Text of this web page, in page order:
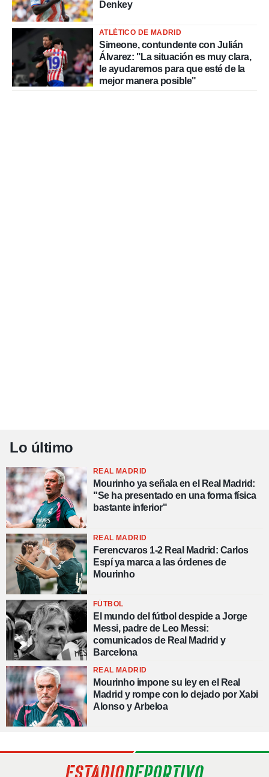
Denkey
ATLÉTICO DE MADRID
Simeone, contundente con Julián
Álvarez: "La situación es muy clara,
le ayudaremos para que esté de la
mejor manera posible"
Lo último
REAL MADRID
Mourinho ya señala en el Real Madrid:
"Se ha presentado en una forma física
bastante inferior"
REAL MADRID
Ferencvaros 1-2 Real Madrid: Carlos
Espí ya marca a las órdenes de
Mourinho
FÚTBOL
El mundo del fútbol despide a Jorge
Messi, padre de Leo Messi:
comunicados de Real Madrid y
Barcelona
REAL MADRID
Mourinho impone su ley en el Real
Madrid y rompe con lo dejado por Xabi
Alonso y Arbeloa